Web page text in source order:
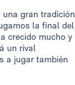
una gran tradición
la final del
crecido mucho y
un rival
a jugar también